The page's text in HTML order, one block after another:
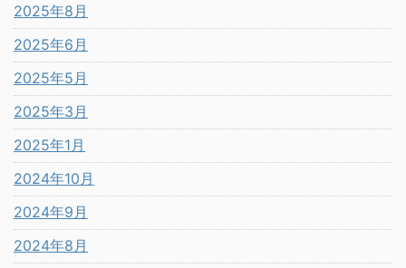
2025年8月
2025年6月
2025年5月
2025年3月
2025年1月
2024年10月
2024年9月
2024年8月